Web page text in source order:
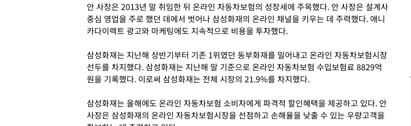
안 사장은 2013년 말 취임한 뒤 온라인 자동차보험의 성장세에 주목했다. 안 사장은 설계사
중심 영업을 주로 했던 데에서 벗어나 삼성화재의 온라인 채널을 키우는 데 주력했다. 애니
카다이렉트 광고와 마케팅에도 지속적으로 비용을 투자했다.
삼성화재는 지난해 상반기부터 기존 1위였던 동부화재를 밀어내고 온라인 자동차보험시장
선두를 차지했다. 삼성화재는 지난해 말 기준으로 온라인 자동차보험 수입보험료 8829억
원을 기록했다. 이로써 삼성화재는 전체 시장의 21.9%를 차지했다.
삼성화재는 올해에도 온라인 자동차보험 소비자에게 파격적 할인혜택을 제공하고 있다. 안
사장은 삼성화재의 온라인 자동차보험시장을 선점하고 손해율을 낮출 수 있는 우량고객을